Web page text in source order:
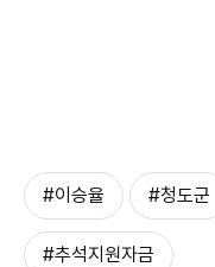
#이승율 #청도군
#추석지원자금